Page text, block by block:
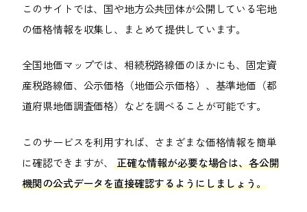
このサイトでは、国や地方公共団体が公開している宅地
の価格情報を収集し、まとめて提供しています。
全国地価マップでは、相続税路線価のほかにも、固定資
産税路線価、公示価格（地価公示価格）、基準地価（都
道府県地価調査価格）などを調べることが可能です。
このサービスを利用すれば、さまざまな価格情報を簡単
に確認できますが、正確な情報が必要な場合は、各公開
機関の公式データを直接確認するようにしましょう。